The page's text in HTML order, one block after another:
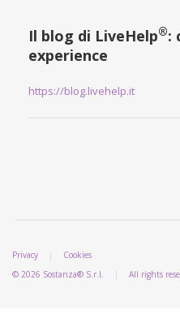
Il blog di LiveHelp®:
experience
https://blog.livehelp.it
Privacy |
Cookies
© 2026 Sostanza® S.r.l.
| All rights